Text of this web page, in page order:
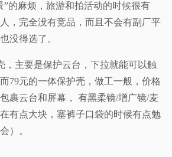
”的麻烦，旅游和拍活动的时候很有
，完全没有竞品，而且不会有副厂平
没得选了。
，主要是保护云台，下拉就能可以触
79元的一体保护壳，做工一般，价格
裹云台和屏幕， 有黑柔镜/增广镜/麦
有点大块，塞裤子口袋的时候有点勉
）。